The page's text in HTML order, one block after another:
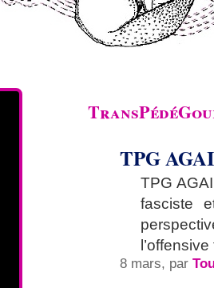
TPG
TPG
fasciste
8 mars, par